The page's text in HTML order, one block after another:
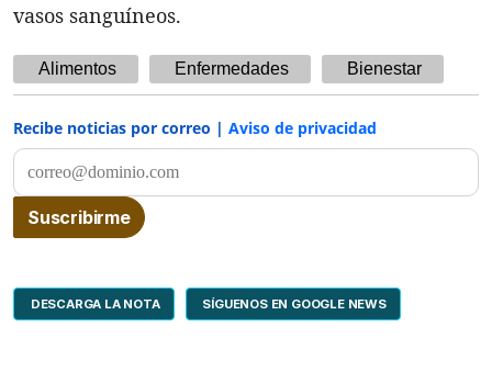
vasos sanguíneos.
Alimentos Enfermedades Bienestar
Recibe noticias por correo | Aviso de privacidad
DESCARGA LA NOTA SÍGUENOS EN GOOGLE NEWS